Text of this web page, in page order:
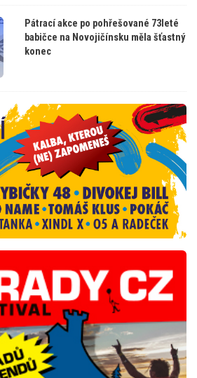
Pátrací akce po pohřešované 73leté
babičce na Novojičínsku měla šťastný
konec